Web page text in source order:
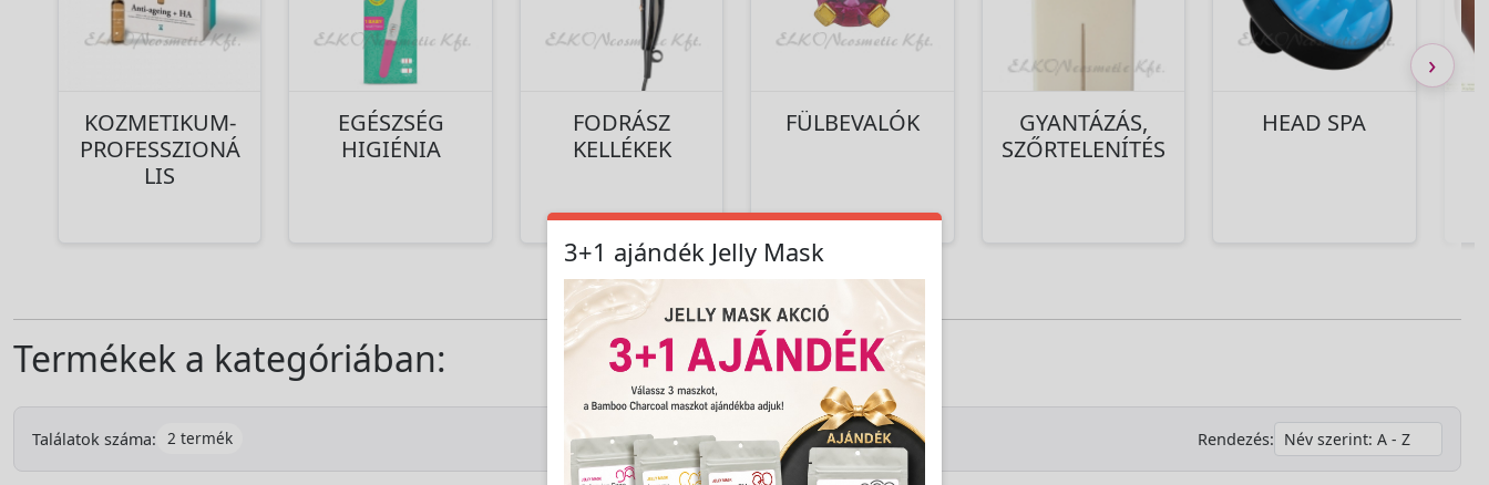
KOZMETIKUM-
PROFESSZIONÁ
LIS
EGÉSZSÉG
HIGIÉNIA
FODRÁSZ
KELLÉKEK
FÜLBEVALÓK
GYANTÁZÁS,
SZŐRTELENÍTÉS
HEAD SPA
›
Termékek a kategóriában:
Találatok száma: 2 termék Rendezés:
3+1 ajándék Jelly Mask